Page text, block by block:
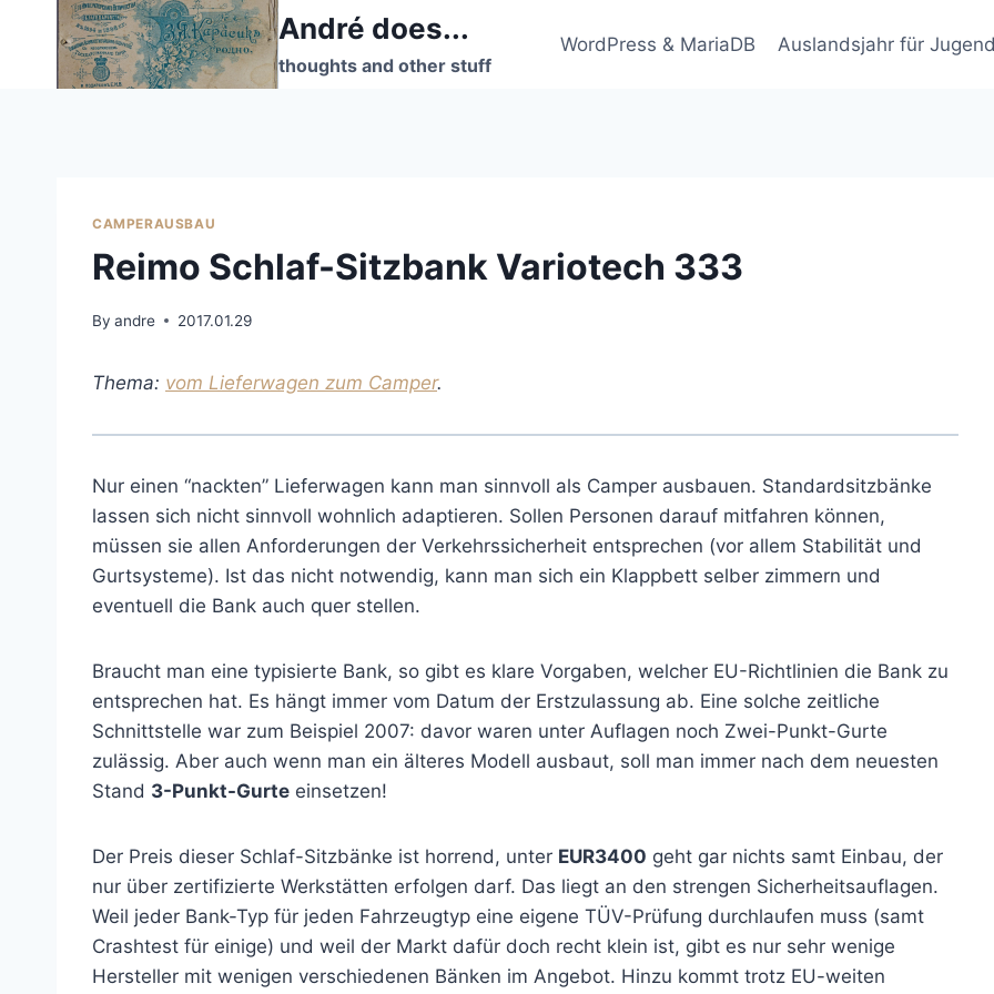
André does...
thoughts and other stuff
WordPress & MariaDB Auslandsjahr für
CAMPERAUSBAU
Reimo Schlaf-Sitzbank Variotech 333
By andre 2017.01.29
Thema: vom Lieferwagen zum Camper.
Nur einen “nackten” Lieferwagen kann man sinnvoll als Camper ausbauen. Standardsitzbänke
lassen sich nicht sinnvoll wohnlich adaptieren. Sollen Personen darauf mitfahren können,
müssen sie allen Anforderungen der Verkehrssicherheit entsprechen (vor allem Stabilität und
Gurtsysteme). Ist das nicht notwendig, kann man sich ein Klappbett selber zimmern und
eventuell die Bank auch quer stellen.
Braucht man eine typisierte Bank, so gibt es klare Vorgaben, welcher EU-Richtlinien die Bank zu
entsprechen hat. Es hängt immer vom Datum der Erstzulassung ab. Eine solche zeitliche
Schnittstelle war zum Beispiel 2007: davor waren unter Auflagen noch Zwei-Punkt-Gurte
zulässig. Aber auch wenn man ein älteres Modell ausbaut, soll man immer nach dem neuesten
Stand 3-Punkt-Gurte einsetzen!
Der Preis dieser Schlaf-Sitzbänke ist horrend, unter EUR3400 geht gar nichts samt Einbau, der
nur über zertifizierte Werkstätten erfolgen darf. Das liegt an den strengen Sicherheitsauflagen.
Weil jeder Bank-Typ für jeden Fahrzeugtyp eine eigene TÜV-Prüfung durchlaufen muss (samt
Crashtest für einige) und weil der Markt dafür doch recht klein ist, gibt es nur sehr wenige
Hersteller mit wenigen verschiedenen Bänken im Angebot. Hinzu kommt trotz EU-weiten